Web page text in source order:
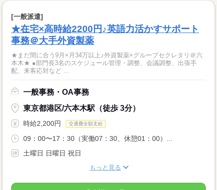
[一般派遣]
★在宅×高時給2200円♪英語力活かすサポート
事務＠大手外資製薬
★まだ間に合う9月×月34万以上♪外資製薬×グループセクレタリ＠六
本木★ ●部門長3名のスケジュール管理・調整、会議調整、出張手
配、来客応対など ...
一般事務・OA事務
東京都港区/六本木駅（徒歩 3分）
時給2,200円 交通費全額支給
09：00〜17：30（実働07：30、休憩01：00）...
土曜日 日曜日 祝日
もっと見る